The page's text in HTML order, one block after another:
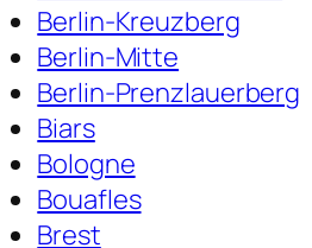
Berlin-Kreuzberg
Berlin-Mitte
Berlin-Prenzlauerberg
Biars
Bologne
Bouafles
Brest